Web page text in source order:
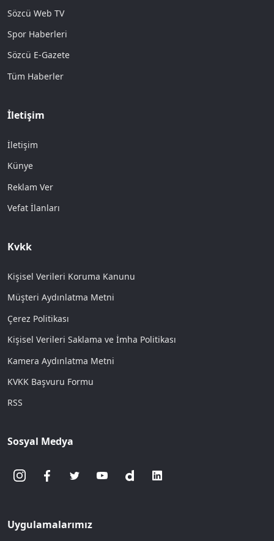
Sözcü Web TV
Spor Haberleri
Sözcü E-Gazete
Tüm Haberler
İletişim
İletişim
Künye
Reklam Ver
Vefat İlanları
Kvkk
Kişisel Verileri Koruma Kanunu
Müşteri Aydınlatma Metni
Çerez Politikası
Kişisel Verileri Saklama ve İmha Politikası
Kamera Aydınlatma Metni
KVKK Başvuru Formu
RSS
Sosyal Medya
Uygulamalarımız